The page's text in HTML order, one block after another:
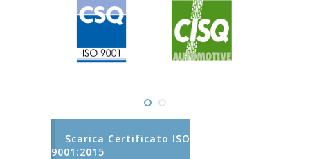
Scarica Certificato ISO
9001:2015